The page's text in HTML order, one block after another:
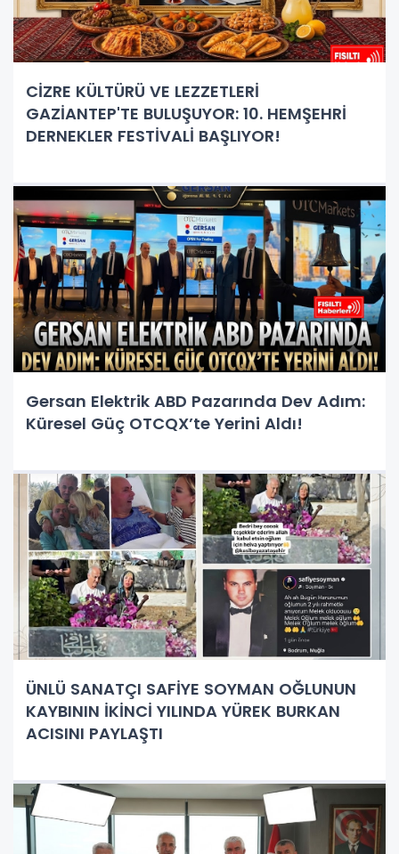
CİZRE KÜLTÜRÜ VE LEZZETLERİ
GAZİANTEP'TE BULUŞUYOR: 10. HEMŞEHRİ
DERNEKLER FESTİVALİ BAŞLIYOR!
Gersan Elektrik ABD Pazarında Dev Adım:
Küresel Güç OTCQX’te Yerini Aldı!
ÜNLÜ SANATÇI SAFİYE SOYMAN OĞLUNUN
KAYBININ İKİNCİ YILINDA YÜREK BURKAN
ACISINI PAYLAŞTI